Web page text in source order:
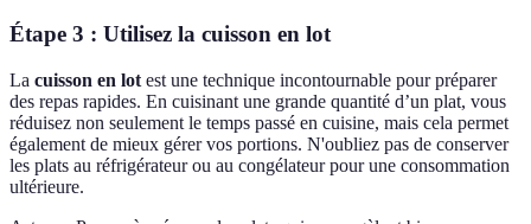
Étape 3 : Utilisez la cuisson en lot
La cuisson en lot est une technique incontournable pour préparer
des repas rapides. En cuisinant une grande quantité d’un plat, vous
réduisez non seulement le temps passé en cuisine, mais cela permet
également de mieux gérer vos portions. N'oubliez pas de conserver
les plats au réfrigérateur ou au congélateur pour une consommation
ultérieure.